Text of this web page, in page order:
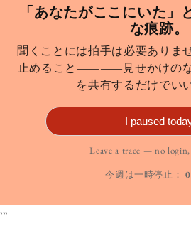
「あなたがここにいた」
な痕跡。
聞くことには拍手は必要ありま
止めること――見せかけのな
を共有するだけでい
I paused
Leave a trace — no login,
今週は一時停止： 0
```